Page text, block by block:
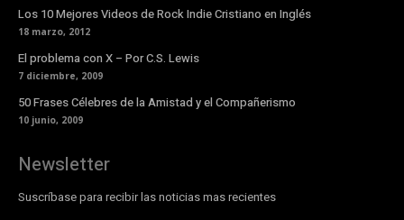
Los 10 Mejores Videos de Rock Indie Cristiano en Inglés
18 marzo, 2012
El problema con X – Por C.S. Lewis
7 diciembre, 2009
50 Frases Célebres de la Amistad y el Compañerismo
10 junio, 2009
Newsletter
Suscríbase para recibir las noticias mas recientes